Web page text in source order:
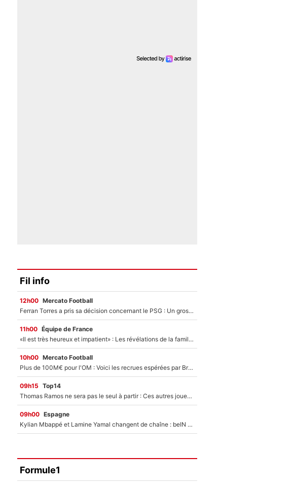
Fil info
12h00 Mercato Football
Ferran Torres a pris sa décision concernant le PSG : Un gros club étranger prêt à relancer le feuilleton pour la signature du champion du monde 2026 !
11h00 Équipe de France
«Il est très heureux et impatient» : Les révélations de la famille Zidane sur sa prise de pouvoir en équipe de France !
10h00 Mercato Football
Plus de 100M€ pour l'OM : Voici les recrues espérées par Bruno Genesio et Grégory Lorenzi après l’opération dégraissage
09h15 Top14
Thomas Ramos ne sera pas le seul à partir : Ces autres joueurs du XV de France pourraient aussi quitter le Stade Toulousain, un club de Top 14 est déjà sur les rangs
09h00 Espagne
Kylian Mbappé et Lamine Yamal changent de chaîne : beIN SPORTS ne digère pas cette décision historique et prédit un fiasco pour la Liga
Formule1